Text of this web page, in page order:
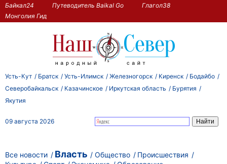
Байкал24 Путеводитель Baikal Go
Глагол38
Монголия Гид
Усть-Кут Братск Усть-Илимск Железногорск Киренск
Бодайбо
Северобайкальск
Казачинское Иркутская область
Бурятия
Якутия
09 августа 2026
Все новости Власть Общество
Происшествия